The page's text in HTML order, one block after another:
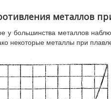
металлов
у большинства металлов
некоторые металлы при